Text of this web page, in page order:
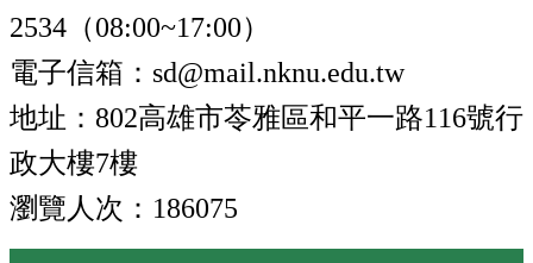
2534（08:00~17:00）
電子信箱：sd@mail.nknu.edu.tw
地址：802高雄市苓雅區和平一路116號行
政大樓7樓
瀏覽人次：186075